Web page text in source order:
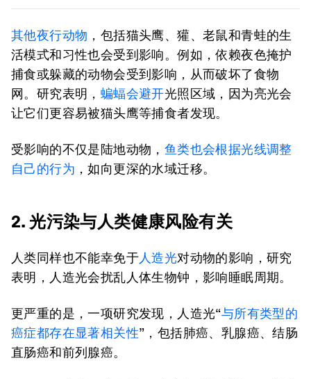
其他夜行动物 ，包括猫头鹰、獾、老鼠和青蛙的生
活模式和习性也会受到影响。例如，依赖夜色掩护
捕食或躲藏的动物会受到影响，从而破坏了食物
网。研究表明， 蝙蝠会避开光照区域，因为亮光会
让它们更容易被猫头鹰等捕食者发现。
受影响的不仅是陆地动物， 鱼类也会根据光线调整
自己的行为 ，如向更深的水域迁移。
2. 光污染与人类健康风险有关
人类同样也不能幸免于人造光对动物的影响，研究
表明，人造光会扰乱人体生物钟，影响睡眠周期。
更严重的是，一项研究发现，人造光“与所有类型的
癌症都存在显著相关性”，包括肺癌、乳腺癌、结肠
直肠癌和前列腺癌。